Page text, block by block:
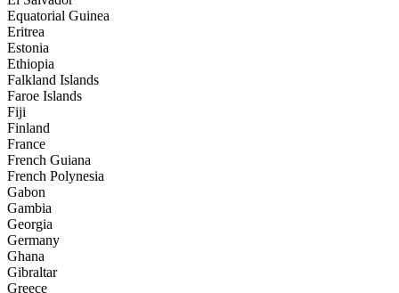
Equatorial Guinea
Eritrea
Estonia
Ethiopia
Falkland Islands
Faroe Islands
Fiji
Finland
France
French Guiana
French Polynesia
Gabon
Gambia
Georgia
Germany
Ghana
Gibraltar
Greece